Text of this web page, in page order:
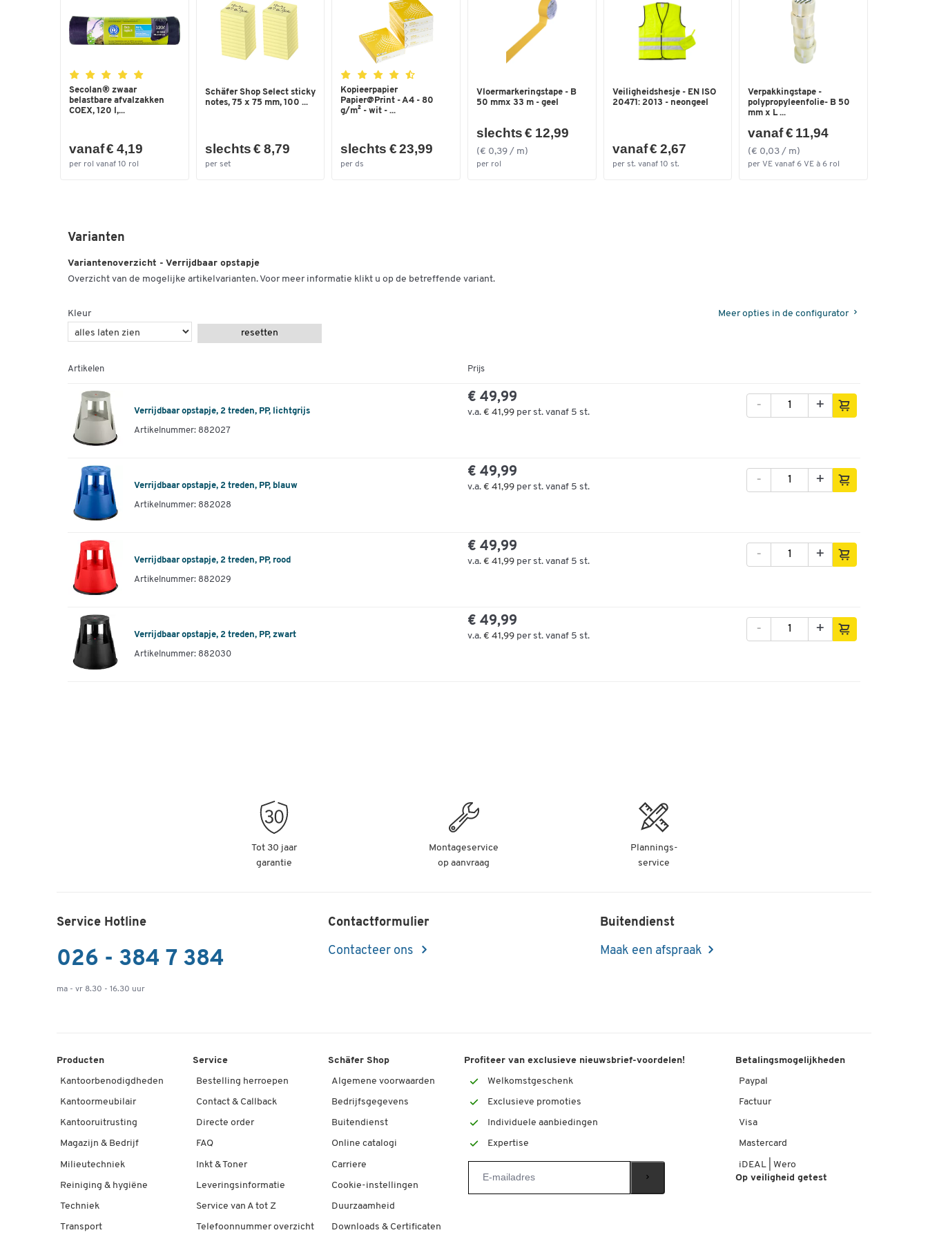
Kleur
Secolan® zwaar
belastbare afvalzakken
COEX, 120 l,...
vanaf € 4,19
per rol vanaf 10 rol
Schäfer Shop Select sticky
notes, 75 x 75 mm, 100 ...
slechts € 8,79
per set
Kopieerpapier
Papier@Print - A4 - 80
g/m² - wit - ...
slechts € 23,99
per ds
Vloermarkeringstape - B
50 mmx 33 m - geel
slechts € 12,99
(€ 0,39 / m)
per rol
Veiligheidshesje - EN ISO
20471: 2013 - neongeel
vanaf € 2,67
per st. vanaf 10 st.
Verpakkingstape -
polypropyleenfolie- B 50
mm x L ...
vanaf € 11,94
(€ 0,03 / m)
per VE vanaf 6 VE à 6 rol
Varianten
Variantenoverzicht - Verrijdbaar opstapje
Overzicht van de mogelijke artikelvarianten. Voor meer informatie klikt u op de betreffende variant.
Kleur
resetten
Meer opties in de configurator
Artikelen Prijs
Verrijdbaar opstapje, 2 treden, PP, lichtgrijs
Artikelnummer: 882027
€ 49,99
v.a. € 41,99 per st. vanaf 5 st.
+
-
Verrijdbaar opstapje, 2 treden, PP, blauw
Artikelnummer: 882028
€ 49,99
v.a. € 41,99 per st. vanaf 5 st.
+
-
Verrijdbaar opstapje, 2 treden, PP, rood
Artikelnummer: 882029
€ 49,99
v.a. € 41,99 per st. vanaf 5 st.
+
-
Verrijdbaar opstapje, 2 treden, PP, zwart
Artikelnummer: 882030
€ 49,99
v.a. € 41,99 per st. vanaf 5 st.
+
-
Tot 30 jaar
garantie
Montageservice
op aanvraag
Plannings-
service
Service Hotline
026 - 384 7 384
ma - vr 8.30 - 16.30 uur
Contactformulier
Contacteer ons
Buitendienst
Maak een afspraak
Producten
Kantoorbenodigdheden
Kantoormeubilair
Kantooruitrusting
Magazijn & Bedrijf
Milieutechniek
Reiniging & hygiëne
Techniek
Transport
Service
Bestelling herroepen
Contact & Callback
Directe order
FAQ
Inkt & Toner
Leveringsinformatie
Service van A tot Z
Telefoonnummer overzicht
Schäfer Shop
Algemene voorwaarden
Bedrijfsgegevens
Buitendienst
Online catalogi
Carriere
Cookie-instellingen
Duurzaamheid
Downloads & Certificaten
Profiteer van exclusieve nieuwsbrief-voordelen!
Welkomstgeschenk
Exclusieve promoties
Individuele aanbiedingen
Expertise
Betalingsmogelijkheden
Paypal
Factuur
Visa
Mastercard
iDEAL | Wero
Op veiligheid getest